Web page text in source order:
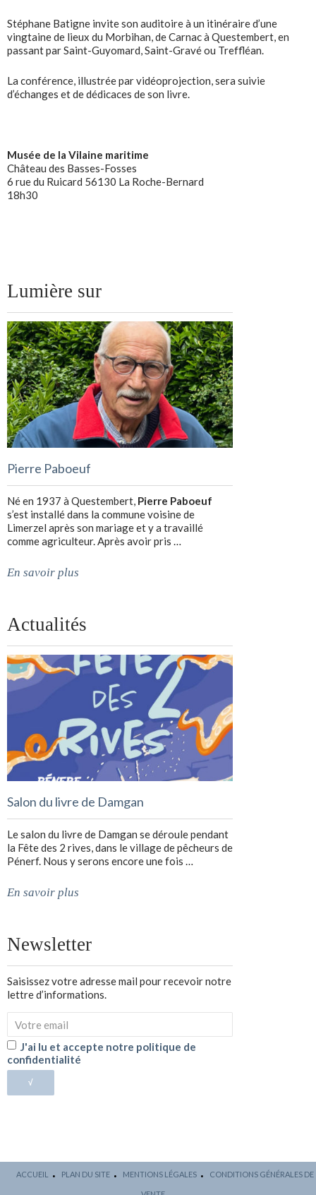
Stéphane Batigne invite son auditoire à un itinéraire d’une
vingtaine de lieux du Morbihan, de Carnac à Questembert, en
passant par Saint-Guyomard, Saint-Gravé ou Treffléan.
La conférence, illustrée par vidéoprojection, sera suivie
d’échanges et de dédicaces de son livre.
Musée de la Vilaine maritime
Château des Basses-Fosses
6 rue du Ruicard 56130 La Roche-Bernard
18h30
Lumière sur
Pierre Paboeuf
Né en 1937 à Questembert, Pierre Paboeuf
s’est installé dans la commune voisine de
Limerzel après son mariage et y a travaillé
comme agriculteur. Après avoir pris …
En savoir plus
Actualités
Salon du livre de Damgan
Le salon du livre de Damgan se déroule pendant
la Fête des 2 rives, dans le village de pêcheurs de
Pénerf. Nous y serons encore une fois …
En savoir plus
Newsletter
Saisissez votre adresse mail pour recevoir notre
lettre d’informations.
J'ai lu et accepte notre politique de
confidentialité
√
ACCUEIL PLAN DU SITE MENTIONS LÉGALES CONDITIONS GÉNÉRALES DE